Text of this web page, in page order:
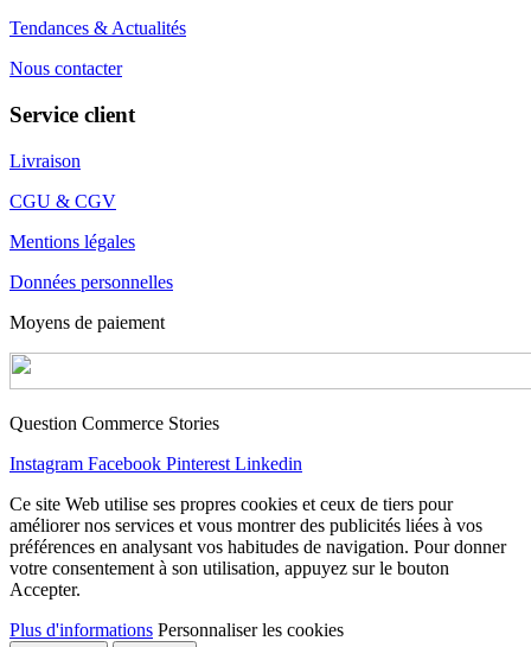
Tendances & Actualités
Nous contacter
Service client
Livraison
CGU & CGV
Mentions légales
Données personnelles
Moyens de paiement
Question Commerce Stories
Instagram Facebook Pinterest Linkedin
Ce site Web utilise ses propres cookies et ceux de tiers pour
améliorer nos services et vous montrer des publicités liées à vos
préférences en analysant vos habitudes de navigation. Pour donner
votre consentement à son utilisation, appuyez sur le bouton
Accepter.
Plus d'informations Personnaliser les cookies